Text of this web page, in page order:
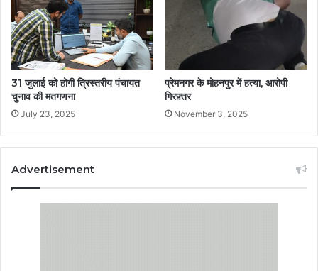
31 जुलाई को होगी त्रिस्तरीय पंचायत
चुनाव की मतगणना
July 23, 2025
प्रेमनगर के मोहनपुर में हत्या, आरोपी
गिरफ़्तर
November 3, 2025
Advertisement